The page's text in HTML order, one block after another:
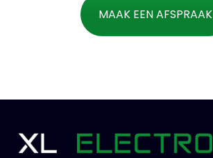
MAAK EEN AFSPRAAK